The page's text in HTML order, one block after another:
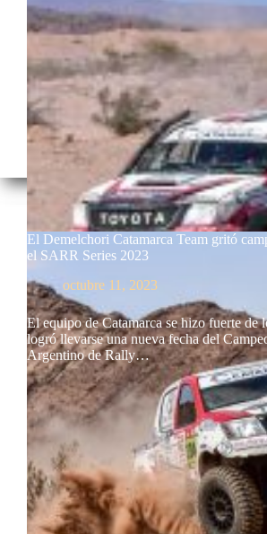
El Demelchori Catamarca Team gritó
el SARR Series 2023
octubre 11, 2023
El equipo de Catamarca se hizo fuerte de
logró llevarse una nueva fecha del
Argentino de Rally…